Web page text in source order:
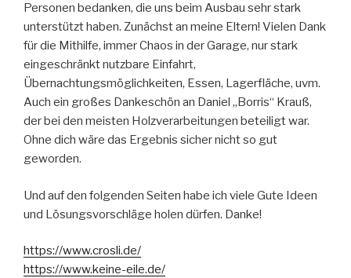
Personen bedanken, die uns beim Ausbau sehr stark
unterstützt haben. Zunächst an meine Eltern! Vielen Dank
für die Mithilfe, immer Chaos in der Garage, nur stark
eingeschränkt nutzbare Einfahrt,
Übernachtungsmöglichkeiten, Essen, Lagerfläche, uvm.
Auch ein großes Dankeschön an Daniel „Borris“ Krauß,
der bei den meisten Holzverarbeitungen beteiligt war.
Ohne dich wäre das Ergebnis sicher nicht so gut
geworden.
Und auf den folgenden Seiten habe ich viele Gute Ideen
und Lösungsvorschläge holen dürfen. Danke!
https://www.crosli.de/
https://www.keine-eile.de/